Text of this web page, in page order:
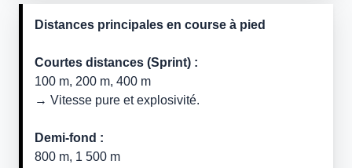
Distances principales en course à pied
Courtes distances (Sprint) :
100 m, 200 m, 400 m
→ Vitesse pure et explosivité.
Demi-fond :
800 m, 1 500 m